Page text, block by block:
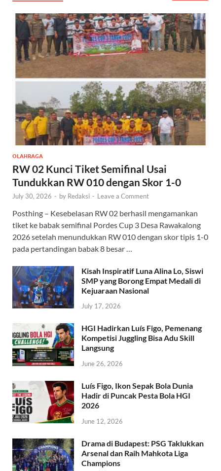
OLAHRAGA
RW 02 Kunci Tiket Semifinal Usai
Tundukkan RW 010 dengan Skor 1-0
July 30, 2026 - by Redaksi - Leave a Comment
Posthing – Kesebelasan RW 02 berhasil mengamankan
tiket ke babak semifinal Pordes Cup 3 Desa Rawakalong
2026 setelah menundukkan RW 010 dengan skor tipis 1-0
pada pertandingan babak 8 besar …
Kisah Inspiratif Luna Alina Lo, Siswi
SMP yang Borong Empat Medali di
Kejuaraan Nasional
July 17, 2026
HGI Hadirkan Luís Figo, Pemenang
Kompetisi Juggling Bisa Adu Skill
Langsung
June 26, 2026
Luís Figo, Ikon Sepak Bola Dunia
Hadir di Puncak Pesta Bola HGI
2026
June 12, 2026
Drama di Budapest: PSG Taklukkan
Arsenal dan Raih Mahkota Liga
Champions